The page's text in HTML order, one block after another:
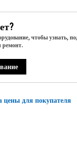
чтобы узнать,
ремонт.
цены для покупателя